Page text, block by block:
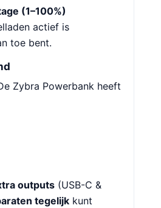
(1–100%)
actief is
toe bent.
Zybra Powerbank heeft
outputs (USB-C &
tegelijk kunt